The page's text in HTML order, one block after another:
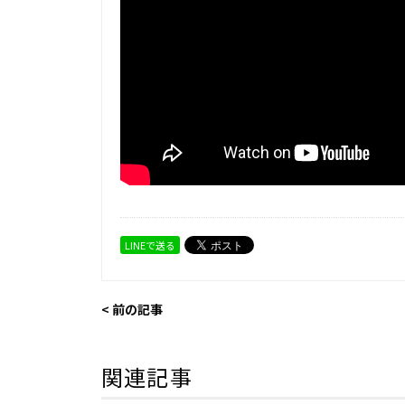
LINEで送る
< 前の記事
関連記事